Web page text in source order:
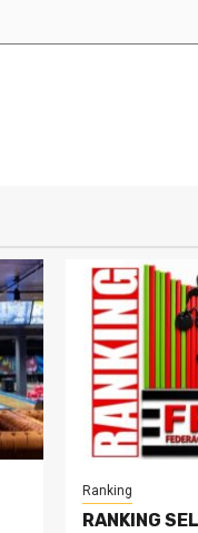
Ranking
RANKING